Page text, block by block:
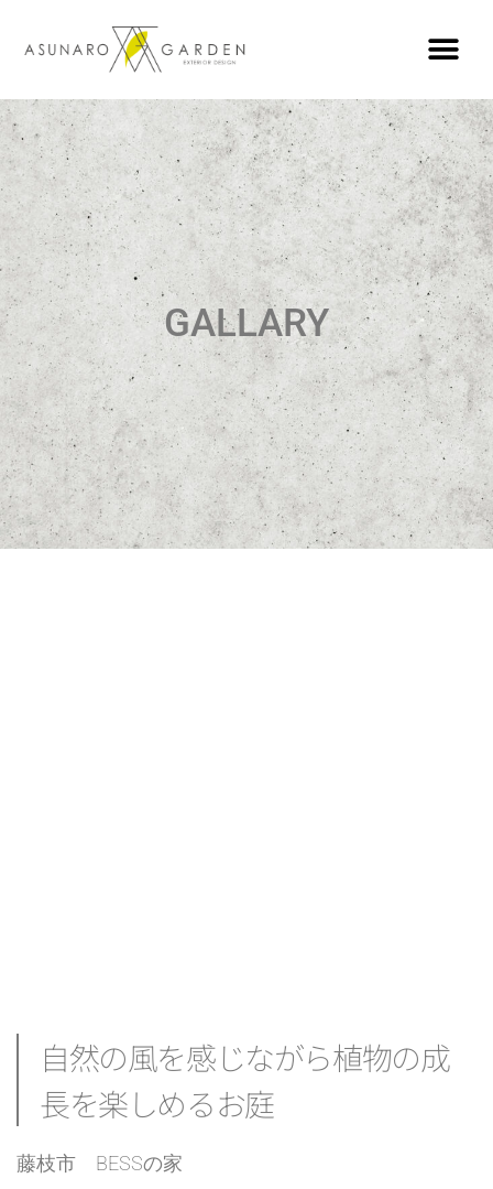
GALLARY
自然の風を感じながら植物の成
長を楽しめるお庭
藤枝市 BESSの家